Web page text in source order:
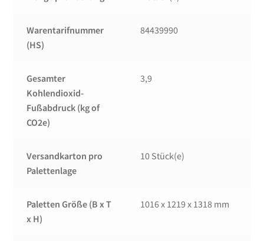
Warentarifnummer
(HS)
84439990
Gesamter
Kohlendioxid-
Fußabdruck (kg of
CO2e)
3,9
Versandkarton pro
Palettenlage
10 Stück(e)
Paletten Größe (B x T
x H)
1016 x 1219 x 1318 mm